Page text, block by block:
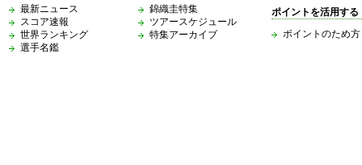
最新ニュース
スコア速報
世界ランキング
選手名鑑
錦織圭特集
ツアースケジュール
特集アーカイブ
ポイントを活用する
ポイントのため方